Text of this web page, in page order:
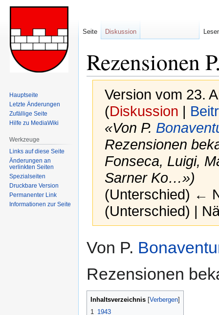
Rezensionen
Version vom 23.
(Diskussion |
«Von P.
Rezensionen
Fonseca, Luigi,
Sarner Ko…»)
(Unterschied) ←
(Unterschied) |
Navigation
Suche
Von P.
Rezensionen
Inhaltsverzeichnis
1
1943
Seite Diskussion
Hauptseite
Letzte Änderungen
Zufällige Seite
Hilfe zu MediaWiki
Werkzeuge
Links auf diese Seite
Änderungen an
verlinkten Seiten
Spezialseiten
Druckbare Version
Permanenter Link
Informationen zur Seite